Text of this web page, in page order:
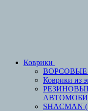
Коврики
Коврики из